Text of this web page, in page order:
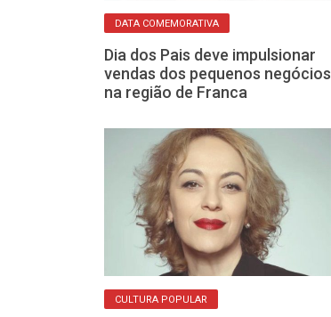
DATA COMEMORATIVA
Dia dos Pais deve impulsionar
vendas dos pequenos negócios
na região de Franca
CULTURA POPULAR